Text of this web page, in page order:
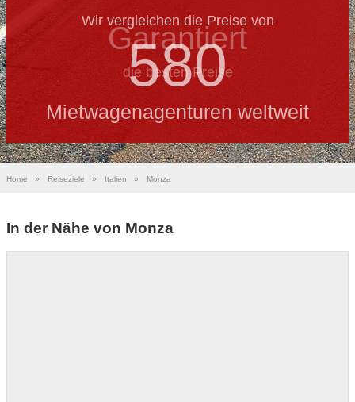
Wir vergleichen die Preise von
580
Mietwagenagenturen weltweit
Garantiert
die besten Preise
Home » Reiseziele » Italien » Monza
In der Nähe von Monza